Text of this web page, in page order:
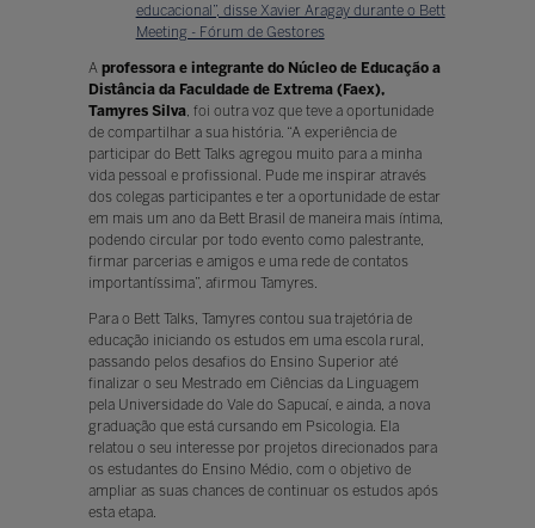
educacional”, disse Xavier Aragay durante o Bett
Meeting - Fórum de Gestores
A professora e integrante do Núcleo de Educação a
Distância da Faculdade de Extrema (Faex),
Tamyres Silva, foi outra voz que teve a oportunidade
de compartilhar a sua história. “A experiência de
participar do Bett Talks agregou muito para a minha
vida pessoal e profissional. Pude me inspirar através
dos colegas participantes e ter a oportunidade de estar
em mais um ano da Bett Brasil de maneira mais íntima,
podendo circular por todo evento como palestrante,
firmar parcerias e amigos e uma rede de contatos
importantíssima”, afirmou Tamyres.
Para o Bett Talks, Tamyres contou sua trajetória de
educação iniciando os estudos em uma escola rural,
passando pelos desafios do Ensino Superior até
finalizar o seu Mestrado em Ciências da Linguagem
pela Universidade do Vale do Sapucaí, e ainda, a nova
graduação que está cursando em Psicologia. Ela
relatou o seu interesse por projetos direcionados para
os estudantes do Ensino Médio, com o objetivo de
ampliar as suas chances de continuar os estudos após
esta etapa.